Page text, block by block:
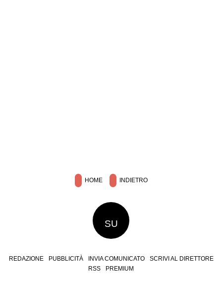
HOME INDIETRO
SU
REDAZIONE PUBBLICITÀ INVIA COMUNICATO
SCRIVI AL DIRETTORE
RSS
PREMIUM